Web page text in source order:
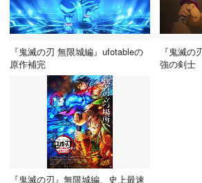
『鬼滅の刃 無限城編』ufotableの
原作補完
『鬼滅の
強の剣士
『鬼滅の刃』無限城編、史上最速